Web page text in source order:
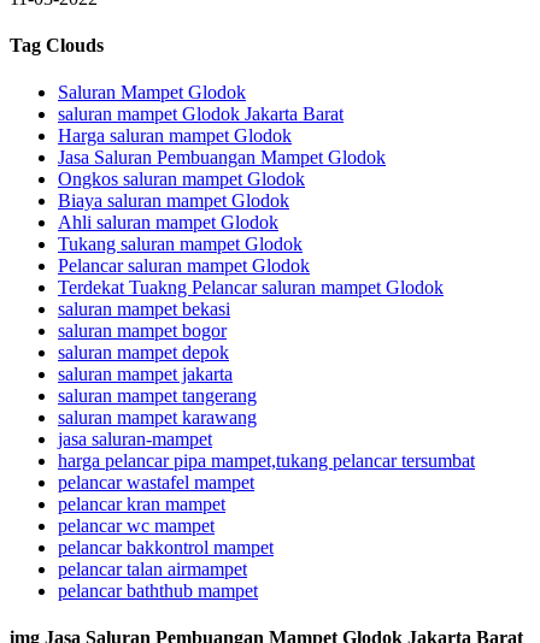
Tag Clouds
Saluran Mampet Glodok
saluran mampet Glodok Jakarta Barat
Harga saluran mampet Glodok
Jasa Saluran Pembuangan Mampet Glodok
Ongkos saluran mampet Glodok
Biaya saluran mampet Glodok
Ahli saluran mampet Glodok
Tukang saluran mampet Glodok
Pelancar saluran mampet Glodok
Terdekat Tuakng Pelancar saluran mampet Glodok
saluran mampet bekasi
saluran mampet bogor
saluran mampet depok
saluran mampet jakarta
saluran mampet tangerang
saluran mampet karawang
jasa saluran-mampet
harga pelancar pipa mampet,tukang pelancar tersumbat
pelancar wastafel mampet
pelancar kran mampet
pelancar wc mampet
pelancar bakkontrol mampet
pelancar talan airmampet
pelancar baththub mampet
img Jasa Saluran Pembuangan Mampet Glodok Jakarta Barat